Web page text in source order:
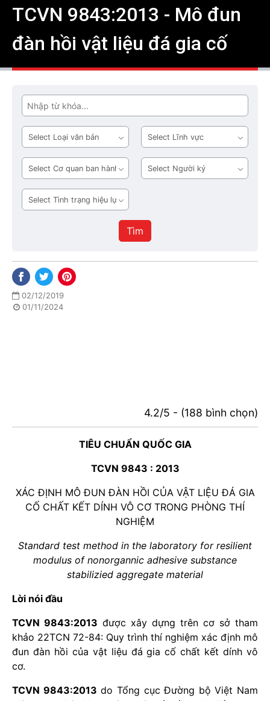
TCVN 9843:2013 - Mô đun
đàn hồi vật liệu đá gia cố
Tìm
Loại
văn
bản
Lĩnh
vực
Cơ
quan
ban
hành
Người
ký
Tình
trạng
Tìm
02/12/2019
01/11/2024
4.2/5 - (188 bình chọn)
TIÊU CHUẨN QUỐC GIA
TCVN 9843 : 2013
XÁC ĐỊNH MÔ ĐUN ĐÀN HỒI CỦA VẬT LIỆU ĐÁ GIA
CỐ CHẤT KẾT DÍNH VÔ CƠ TRONG PHÒNG THÍ
NGHIỆM
Standard test method in the laboratory for resilient
modulus of nonorgannic adhesive substance
stabilizied aggregate material
Lời nói đầu
TCVN 9843:2013 được xây dựng trên cơ sở tham
khảo 22TCN 72-84: Quy trình thí nghiệm xác định mô
đun đàn hồi của vật liệu đá gia cố chất kết dính vô
cơ.
TCVN 9843:2013 do Tổng cục Đường bộ Việt Nam